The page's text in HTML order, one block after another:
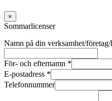
×
Sommarlicenser
Namn på din verksamhet/
För- och efternamn *
E-postadress *
Telefonnummer